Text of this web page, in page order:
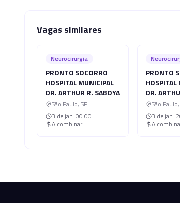
Vagas similares
Neurocirurgia
PRONTO SOCORRO
HOSPITAL MUNICIPAL
DR. ARTHUR R. SABOYA
São Paulo, SP
3 de jan. 00:00
A combinar
PRONTO
HOSPITAL
DR.
São Paulo,
3 de jan.
A